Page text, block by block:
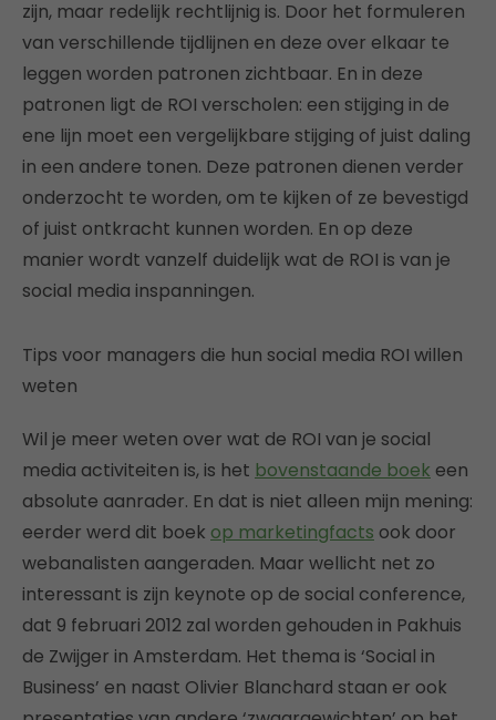
zijn, maar redelijk rechtlijnig is. Door het formuleren
van verschillende tijdlijnen en deze over elkaar te
leggen worden patronen zichtbaar. En in deze
patronen ligt de ROI verscholen: een stijging in de
ene lijn moet een vergelijkbare stijging of juist daling
in een andere tonen. Deze patronen dienen verder
onderzocht te worden, om te kijken of ze bevestigd
of juist ontkracht kunnen worden. En op deze
manier wordt vanzelf duidelijk wat de ROI is van je
social media inspanningen.
Tips voor managers die hun social media ROI willen
weten
Wil je meer weten over wat de ROI van je social
media activiteiten is, is het bovenstaande boek een
absolute aanrader. En dat is niet alleen mijn mening:
eerder werd dit boek op marketingfacts ook door
webanalisten aangeraden. Maar wellicht net zo
interessant is zijn keynote op de social conference,
dat 9 februari 2012 zal worden gehouden in Pakhuis
de Zwijger in Amsterdam. Het thema is ‘Social in
Business’ en naast Olivier Blanchard staan er ook